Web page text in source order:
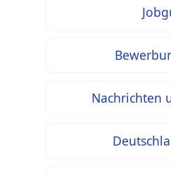
Nachrichten